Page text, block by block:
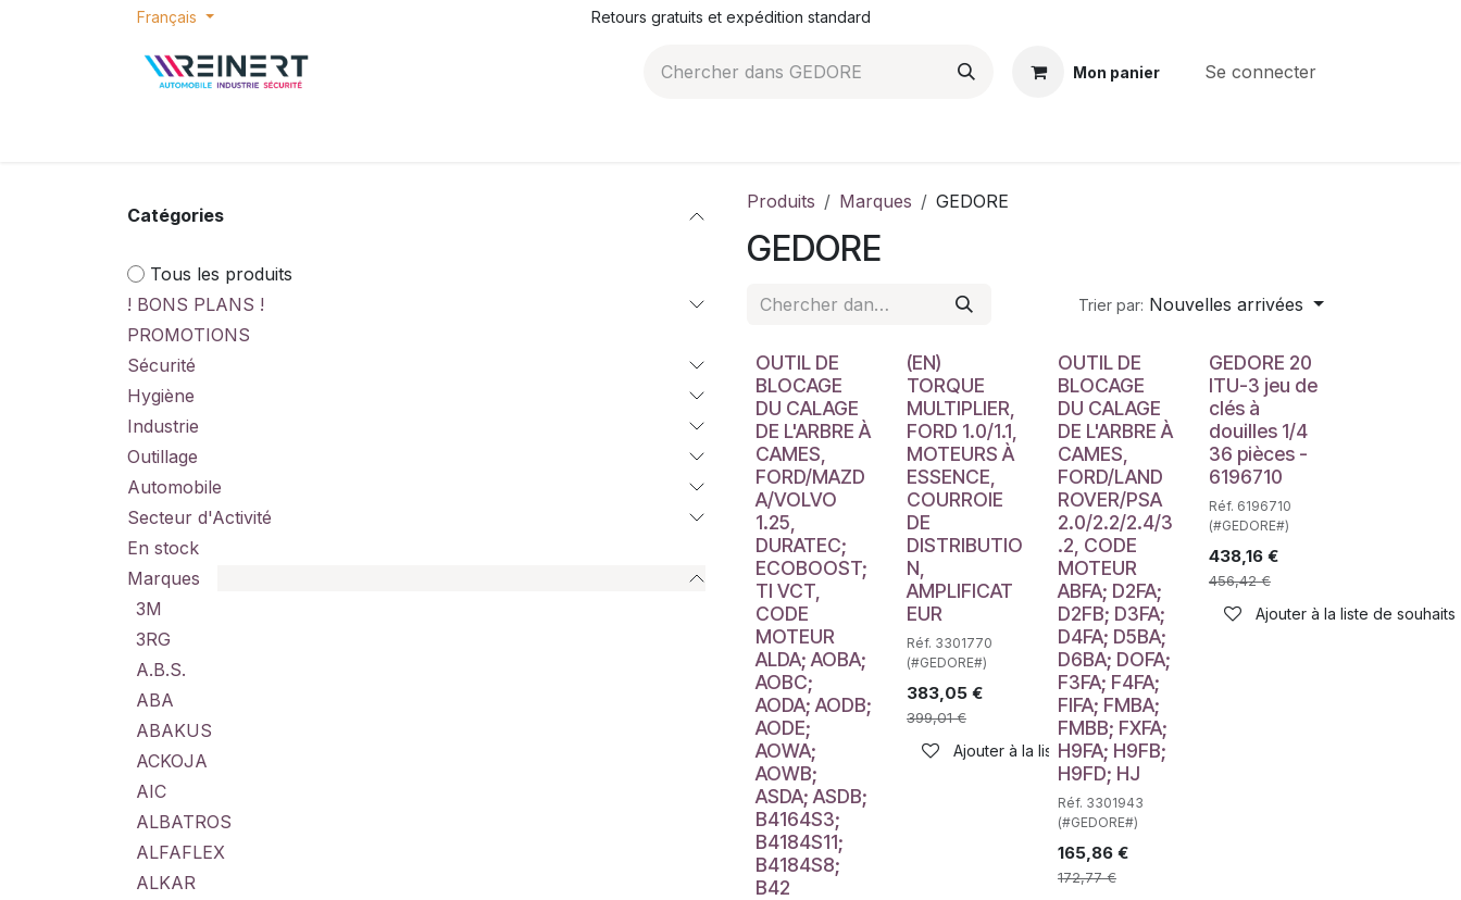
Se rendre au contenu
Français Retours gratuits et expédition standard
Mon panier Se connecter
Catégories
Tous les produits
! BONS PLANS !
PROMOTIONS
Sécurité
Hygiène
Industrie
Outillage
Automobile
Secteur d'Activité
En stock
Marques
3M
3RG
A.B.S.
ABA
ABAKUS
ACKOJA
AIC
ALBATROS
ALFAFLEX
ALKAR
Produits Marques GEDORE
GEDORE
Trier par: Nouvelles arrivées
OUTIL DE
BLOCAGE
DU CALAGE
DE L'ARBRE À
CAMES,
FORD/MAZD
A/VOLVO
1.25,
DURATEC;
ECOBOOST;
TI VCT,
CODE
MOTEUR
ALDA; AOBA;
AOBC;
AODA; AODB;
AODE;
AOWA;
AOWB;
ASDA; ASDB;
B4164S3;
B4184S11;
B4184S8;
B42
(EN)
TORQUE
MULTIPLIER,
FORD 1.0/1.1,
MOTEURS À
ESSENCE,
COURROIE
DE
DISTRIBUTIO
N,
AMPLIFICAT
EUR
Réf. 3301770
(#GEDORE#)
383,05€
399,01€
Ajouter à la liste de souhaits
OUTIL DE
BLOCAGE
DU CALAGE
DE L'ARBRE À
CAMES,
FORD/LAND
ROVER/PSA
2.0/2.2/2.4/3
.2, CODE
MOTEUR
ABFA; D2FA;
D2FB; D3FA;
D4FA; D5BA;
D6BA; DOFA;
F3FA; F4FA;
FIFA; FMBA;
FMBB; FXFA;
H9FA; H9FB;
H9FD; HJ
Réf. 3301943
(#GEDORE#)
165,86€
172,77€
GEDORE 20
ITU-3 jeu de
clés à
douilles 1/4
36 pièces -
6196710
Réf. 6196710
(#GEDORE#)
438,16€
456,42€
Ajouter à la liste de souhaits